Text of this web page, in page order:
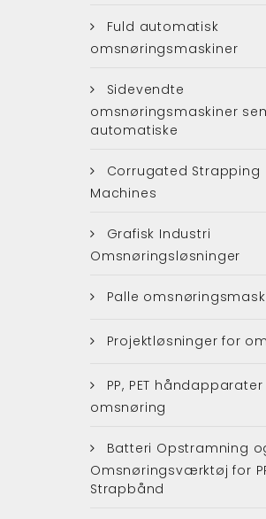
Fuld automatisk
omsnøringsmaskiner
Sidevendte
omsnøringsmaskiner
automatiske
Corrugated Strapping
Machines
Grafisk Industri
Omsnøringsløsninger
Palle
Projektløsninger for
PP, PET
omsnøring
Batteri Opstramning
Omsnøringsværktøj for
Strapbånd